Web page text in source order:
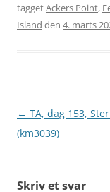
taggetAckers Point,
Island den 4. marts
Indlægsnavigation
← TA, dag 153,
(km3039)
Skriv et svar